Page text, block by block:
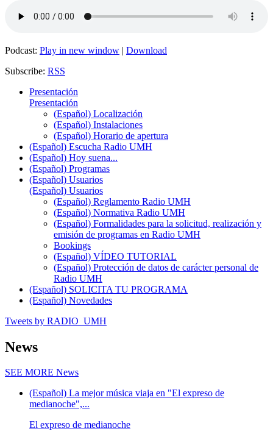
Podcast: Play in new window | Download
Subscribe: RSS
Presentación
Presentación
(Español) Localización
(Español) Instalaciones
(Español) Horario de apertura
(Español) Escucha Radio UMH
(Español) Hoy suena...
(Español) Programas
(Español) Usuarios
(Español) Usuarios
(Español) Reglamento Radio UMH
(Español) Normativa Radio UMH
(Español) Formalidades para la solicitud, realización y
emisión de programas en Radio UMH
Bookings
(Español) VÍDEO TUTORIAL
(Español) Protección de datos de carácter personal de
Radio UMH
(Español) SOLICITA TU PROGRAMA
(Español) Novedades
Tweets by RADIO_UMH
News
SEE MORE News
(Español) La mejor música viaja en "El expreso de
medianoche",...
El expreso de medianoche